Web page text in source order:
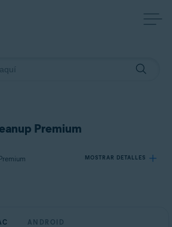
Premium
MOSTRAR DETALLES
ANDROID